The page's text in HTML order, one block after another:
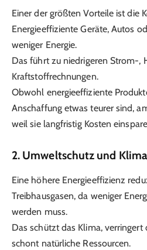
Einer der größten Vorteile ist die
Energieeffiziente Geräte, Autos
weniger Energie.
Das führt zu niedrigeren Strom-,
Kraftstoffrechnungen.
Obwohl energieeffiziente
Anschaffung etwas teurer sind,
weil sie langfristig Kosten
2. Umweltschutz und
Eine höhere Energieeffizienz
Treibhausgasen, da weniger
werden muss.
Das schützt das Klima, verringert
schont natürliche Ressourcen.